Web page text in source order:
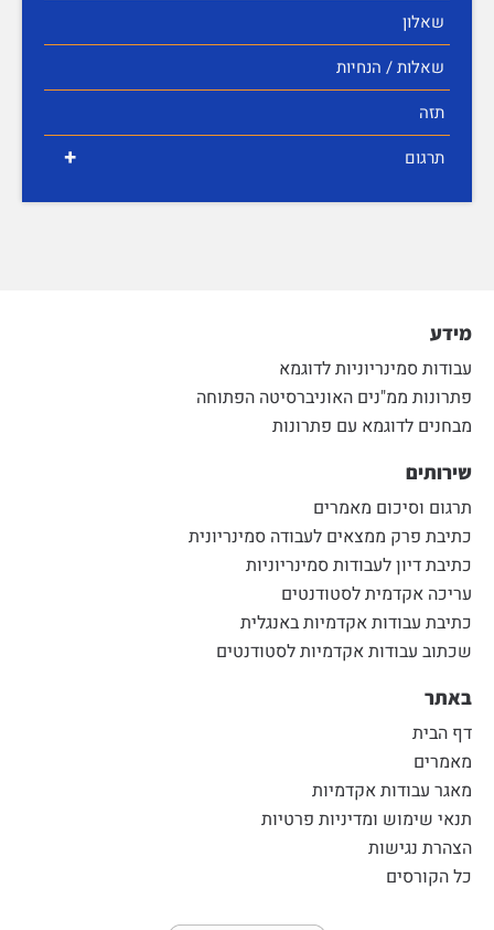
שאלון
שאלות / הנחיות
תזה
+ תרגום
מידע
עבודות סמינריוניות לדוגמא
פתרונות ממ"נים האוניברסיטה הפתוחה
מבחנים לדוגמא עם פתרונות
שירותים
תרגום וסיכום מאמרים
כתיבת פרק ממצאים לעבודה סמינריונית
כתיבת דיון לעבודות סמינריוניות
עריכה אקדמית לסטודנטים
כתיבת עבודות אקדמיות באנגלית
שכתוב עבודות אקדמיות לסטודנטים
באתר
דף הבית
מאמרים
מאגר עבודות אקדמיות
תנאי שימוש ומדיניות פרטיות
הצהרת נגישות
כל הקורסים